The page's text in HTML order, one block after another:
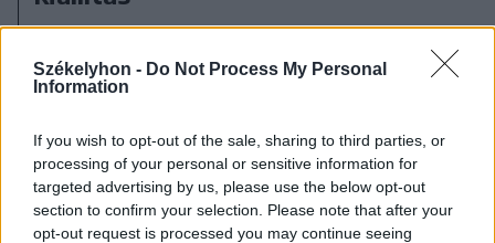
Székelyhon - Do Not Process My Personal
Information
If you wish to opt-out of the sale, sharing to third parties, or
processing of your personal or sensitive information for
targeted advertising by us, please use the below opt-out
section to confirm your selection. Please note that after your
opt-out request is processed you may continue seeing